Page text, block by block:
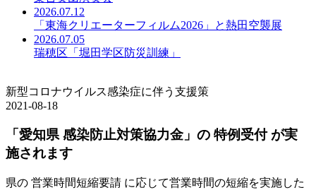
2026.07.12
「東海クリエーターフィルム2026」と熱田空襲展
2026.07.05
瑞穂区「堀田学区防災訓練」
新型コロナウイルス感染症に伴う支援策
2021-08-18
「愛知県 感染防止対策協力金」の 特例受付 が実
施されます
県の 営業時間短縮要請 に応じて営業時間の短縮を実施した